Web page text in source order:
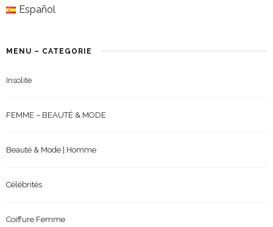
Español
MENU – CATEGORIE
Insolite
FEMME – BEAUTÉ & MODE
Beauté & Mode | Homme
Célébrités
Coiffure Femme